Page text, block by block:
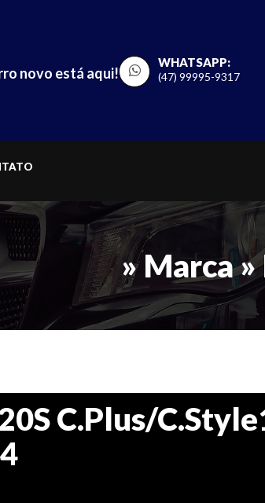
novo está aqui!
WHATSAPP:
(47) 99995-9317
» Marca
C.Plus/